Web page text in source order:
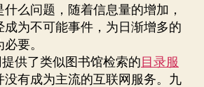
么问题，随着信息量的增加，
为不可能事件，为日渐增多的
要。
供了类似图书馆检索的目录服
没有成为主流的互联网服务。九